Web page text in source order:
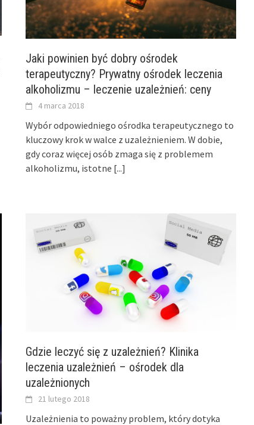
Jaki powinien być dobry ośrodek
terapeutyczny? Prywatny ośrodek leczenia
alkoholizmu – leczenie uzależnień: ceny
4 marca 2018
Wybór odpowiedniego ośrodka terapeutycznego to
kluczowy krok w walce z uzależnieniem. W dobie,
gdy coraz więcej osób zmaga się z problemem
alkoholizmu, istotne [...]
Gdzie leczyć się z uzależnień? Klinika
leczenia uzależnień – ośrodek dla
uzależnionych
21 lutego 2018
Uzależnienia to poważny problem, który dotyka